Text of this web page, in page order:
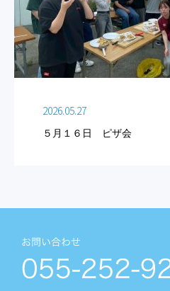
2026.05.27
５月１６日 ピザ会